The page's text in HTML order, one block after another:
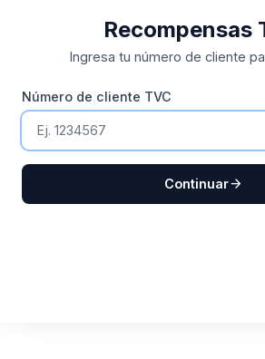
Recompensas
Ingresa tu número de cliente
Número de cliente TVC
Continuararrow_forward